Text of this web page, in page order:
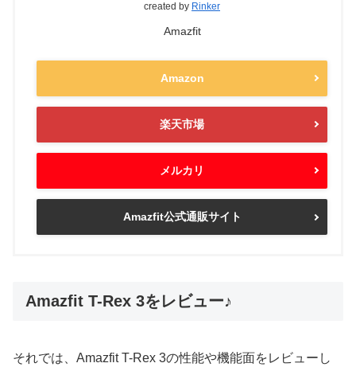
created by Rinker
Amazfit
Amazon
楽天市場
メルカリ
Amazfit公式通販サイト
Amazfit T-Rex 3をレビュー♪
それでは、Amazfit T-Rex 3の性能や機能面をレビューし